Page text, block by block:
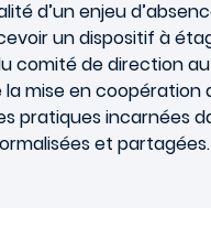
d’un enjeu
un dispositif à
comité de direction
mise en
pratiques incarnées
et partagées.